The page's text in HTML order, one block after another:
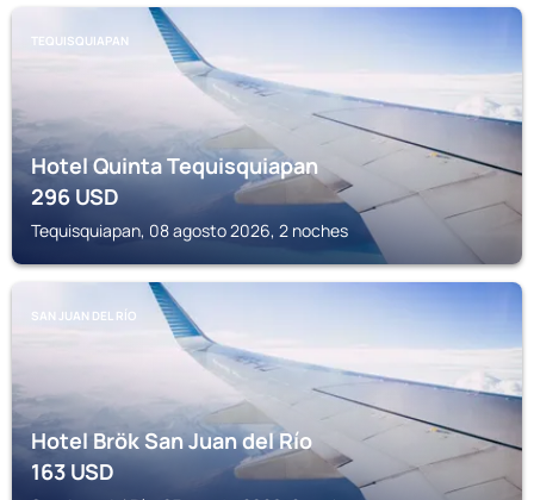
TEQUISQUIAPAN
Hotel Quinta Tequisquiapan
296USD
Tequisquiapan, 08 agosto 2026, 2 noches
SAN JUAN DEL RÍO
Hotel Brök San Juan del Río
163USD